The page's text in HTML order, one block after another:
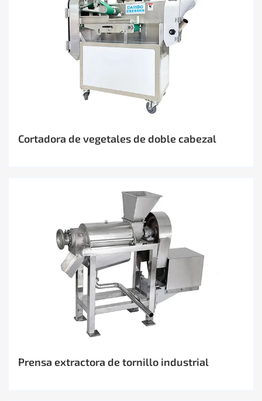
Cortadora de vegetales de doble cabezal
Prensa extractora de tornillo industrial